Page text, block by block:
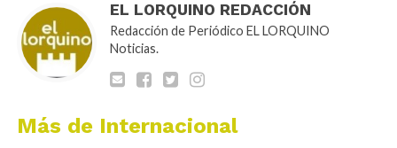
EL LORQUINO REDACCIÓN
Redacción de Periódico EL LORQUINO
Noticias.
Más de Internacional